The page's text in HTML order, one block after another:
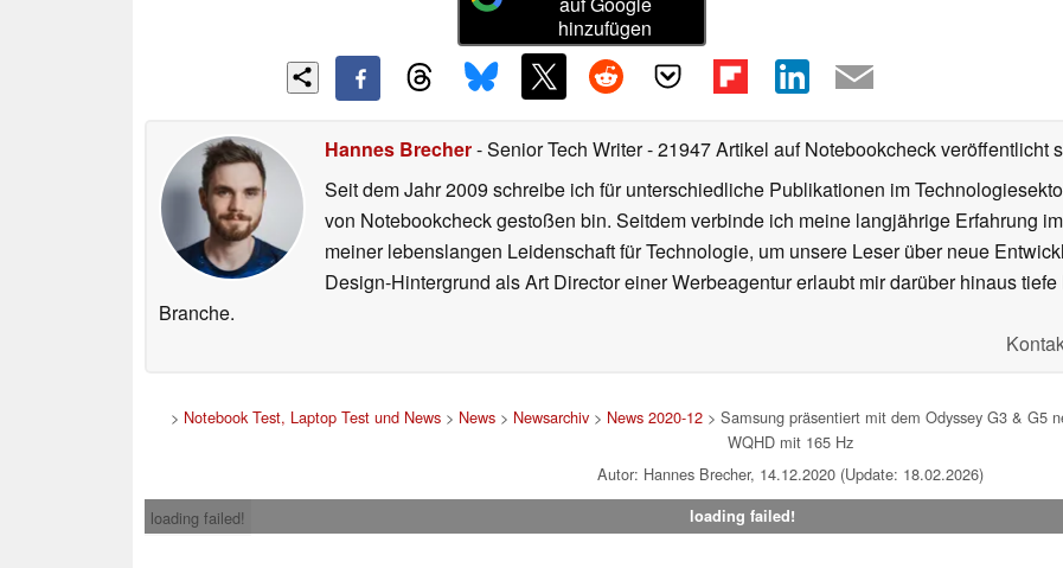
hinzufügen
Hannes Brecher- Senior Tech Writer- 21947 Artikel auf Notebookcheck veröffentlicht
Seit dem Jahr 2009 schreibe ich für unterschiedliche Publikationen im
von Notebookcheck gestoßen bin. Seitdem verbinde ich meine langjährige Erfahrung
meiner lebenslangen Leidenschaft für Technologie, um unsere Leser über neue
Design-Hintergrund als Art Director einer Werbeagentur erlaubt mir darüber hinaus
Branche.
> Notebook Test, Laptop Test und News> News> Newsarchiv> News 2020-12> Samsung präsentiert mit dem Odyssey G3 & G5
WQHD mit 165 Hz
Autor: Hannes Brecher, 14.12.2020 (Update: 18.02.2026)
loading failed!
loading failed!